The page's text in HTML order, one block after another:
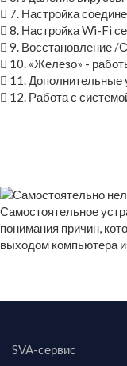
7. Настройка
8. Настройка Wi-Fi
9. Восстановление /
10. «Железо» -
11. Дополнительные
12. Работа с
Самостоятельное
понимания причин,
выходом компьютера
SVA-сервис